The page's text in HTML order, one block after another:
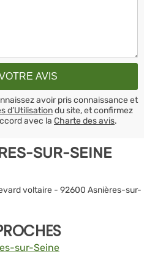
avoir pris connaissance et
d’Utilisationdu site, et confirmez
avec la Charte des avis.
SUR-SEINE
voltaire - 92600 Asnières-sur-
sur-Seine